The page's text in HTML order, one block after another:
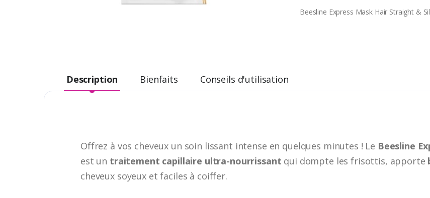
Beesline Express Mask Hair Straight &
Description Bienfaits Conseils d'utilisation
Offrez à vos cheveux un soin lissant intense en quelques minutes ! Le Beesline
est un traitement capillaire ultra-nourrissant qui dompte les frisottis, apporte
cheveux soyeux et faciles à coiffer.